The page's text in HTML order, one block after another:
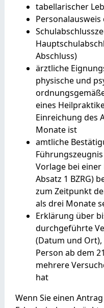
tabellarischer
Personalausweis
Abschluss)
ärztliche
physische und
eines
Einreichung des
Monate ist
amtliche
Vorlage bei einer
Absatz 1 BZRG)
zum Zeitpunkt
als drei Monate
Erklärung über
durchgeführte
(Datum und
Person ab dem
mehrere
hat
Wenn Sie einen